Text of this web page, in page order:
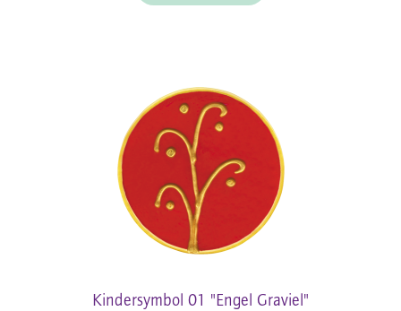
Kindersymbol 01 "Engel Graviel"